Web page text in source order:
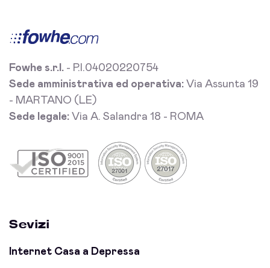
Fowhe s.r.l. - P.I.04020220754
Sede amministrativa ed operativa: Via Assunta 19
- MARTANO (LE)
Sede legale: Via A. Salandra 18 - ROMA
Sevizi
Internet Casa a Depressa